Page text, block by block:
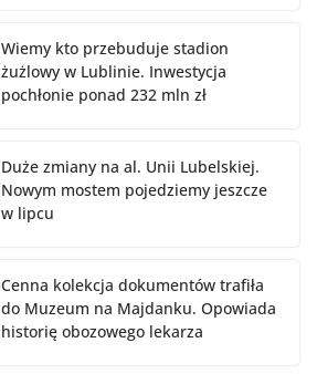
Wiemy kto przebuduje stadion
żużlowy w Lublinie. Inwestycja
pochłonie ponad 232 mln zł
Duże zmiany na al. Unii Lubelskiej.
Nowym mostem pojedziemy jeszcze
w lipcu
Cenna kolekcja dokumentów trafiła
do Muzeum na Majdanku. Opowiada
historię obozowego lekarza